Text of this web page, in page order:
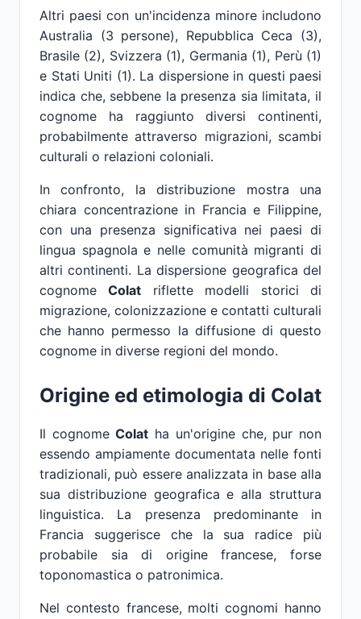
Altri paesi con un'incidenza minore includono
Australia (3 persone), Repubblica Ceca (3),
Brasile (2), Svizzera (1), Germania (1), Perù (1)
e Stati Uniti (1). La dispersione in questi paesi
indica che, sebbene la presenza sia limitata, il
cognome ha raggiunto diversi continenti,
probabilmente attraverso migrazioni, scambi
culturali o relazioni coloniali.
In confronto, la distribuzione mostra una
chiara concentrazione in Francia e Filippine,
con una presenza significativa nei paesi di
lingua spagnola e nelle comunità migranti di
altri continenti. La dispersione geografica del
cognomeColat riflette modelli storici di
migrazione, colonizzazione e contatti culturali
che hanno permesso la diffusione di questo
cognome in diverse regioni del mondo.
Origine ed etimologia di Colat
Il cognomeColat ha un'origine che, pur non
essendo ampiamente documentata nelle fonti
tradizionali, può essere analizzata in base alla
sua distribuzione geografica e alla struttura
linguistica. La presenza predominante in
Francia suggerisce che la sua radice più
probabile sia di origine francese, forse
toponomastica o patronimica.
Nel contesto francese, molti cognomi hanno